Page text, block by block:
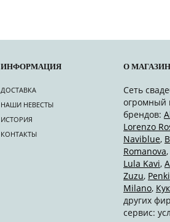
ИНФОРМАЦИЯ
ДОСТАВКА
НАШИ НЕВЕСТЫ
ИСТОРИЯ
КОНТАКТЫ
О
Сеть
огромный
брендов:
Lorenzo
Naviblue,
Romanova,
Lula Kavi,
Zuzu, Penki
Milano,
других
сервис: